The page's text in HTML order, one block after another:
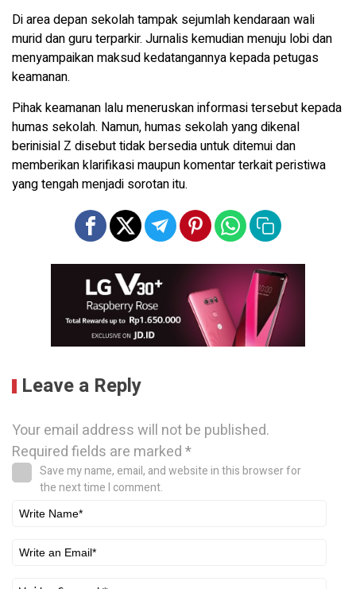
Di area depan sekolah tampak sejumlah kendaraan wali
murid dan guru terparkir. Jurnalis kemudian menuju lobi dan
menyampaikan maksud kedatangannya kepada petugas
keamanan.
Pihak keamanan lalu meneruskan informasi tersebut kepada
humas sekolah. Namun, humas sekolah yang dikenal
berinisial Z disebut tidak bersedia untuk ditemui dan
memberikan klarifikasi maupun komentar terkait peristiwa
yang tengah menjadi sorotan itu.
Leave a Reply
Your email address will not be published.
Required fields are marked*
Save my name, email, and website in this browser for
the next time I comment.